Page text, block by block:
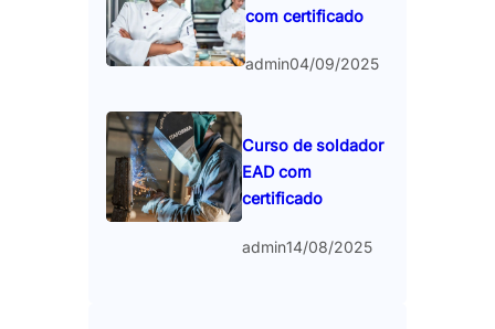
com certificado
admin04/09/2025
Curso de soldador
EAD com
certificado
admin14/08/2025